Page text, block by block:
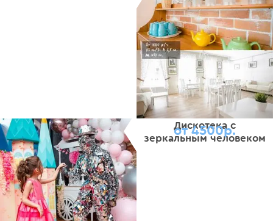
Дискотека с
зеркальным человеком
от 4500р.